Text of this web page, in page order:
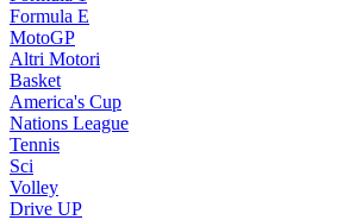
Formula E
MotoGP
Altri Motori
Basket
America's Cup
Nations League
Tennis
Sci
Volley
Drive UP